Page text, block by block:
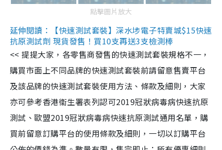
點擊圖片放大
延伸閱讀：【快速測試套裝】深水埗電子特賣城$15快速
抗原測試劑 現貨發售！買10支再送3支檢測棒
<< 提提大家，各零售商發售的快速測試套裝規格不一，
購買市面上不同品牌的快速測試套裝前請留意售賣平台
及該品牌的快速測試套裝使用方法、條款及細則，大家
亦可參考香港衞生署表列認可2019冠狀病毒病快速抗原
測試、歐盟2019冠狀病毒病快速抗原測試通用名單，購
買前留意訂購平台的使用條款及細則，一切以訂購平台